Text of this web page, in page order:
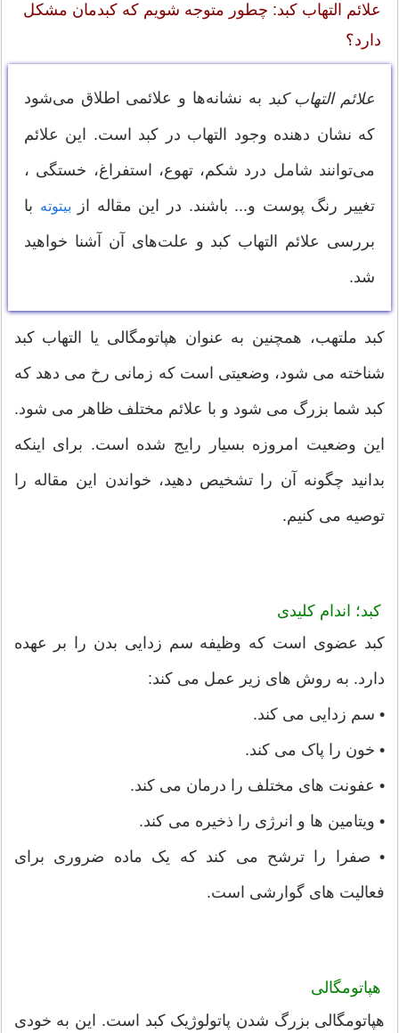
علائم التهاب کبد: چطور متوجه شویم که کبدمان مشکل
دارد؟
علائم التهاب کبد به نشانه‌ها و علائمی اطلاق می‌شود
که نشان دهنده وجود التهاب در کبد است. این علائم
می‌توانند شامل درد شکم، تهوع، استفراغ، خستگی ،
تغییر رنگ پوست و... باشند. در این مقاله از
بیتوته با
بررسی علائم التهاب کبد و علت‌های آن آشنا خواهید
شد.
کبد ملتهب، همچنین به عنوان هپاتومگالی یا التهاب کبد
شناخته می شود، وضعیتی است که زمانی رخ می دهد که
کبد شما بزرگ می شود و با علائم مختلف ظاهر می شود.
این وضعیت امروزه بسیار رایج شده است. برای اینکه
بدانید چگونه آن را تشخیص دهید، خواندن این مقاله را
توصیه می کنیم.
کبد؛ اندام کلیدی
کبد عضوی است که وظیفه سم زدایی بدن را بر عهده
دارد. به روش های زیر عمل می کند:
• سم زدایی می کند.
• خون را پاک می کند.
• عفونت های مختلف را درمان می کند.
• ویتامین ها و انرژی را ذخیره می کند.
• صفرا را ترشح می کند که یک ماده ضروری برای
فعالیت های گوارشی است.
هپاتومگالی
هپاتومگالی بزرگ شدن پاتولوژیک کبد است. این به خودی